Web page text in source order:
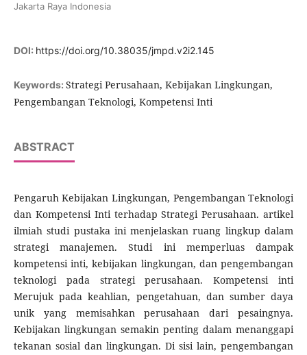
Jakarta Raya Indonesia
DOI: https://doi.org/10.38035/jmpd.v2i2.145
Keywords: Strategi Perusahaan, Kebijakan Lingkungan,
Pengembangan Teknologi, Kompetensi Inti
ABSTRACT
Pengaruh Kebijakan Lingkungan, Pengembangan Teknologi
dan Kompetensi Inti terhadap Strategi Perusahaan. artikel
ilmiah studi pustaka ini menjelaskan ruang lingkup dalam
strategi manajemen. Studi ini memperluas dampak
kompetensi inti, kebijakan lingkungan, dan pengembangan
teknologi pada strategi perusahaan. Kompetensi inti
Merujuk pada keahlian, pengetahuan, dan sumber daya
unik yang memisahkan perusahaan dari pesaingnya.
Kebijakan lingkungan semakin penting dalam menanggapi
tekanan sosial dan lingkungan. Di sisi lain, pengembangan